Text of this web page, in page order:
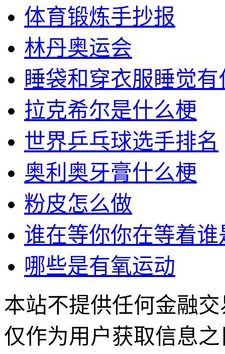
体育锻炼手抄报
林丹奥运会
睡袋和穿衣服睡觉
拉克希尔是什么梗
世界乒乓球选手排名
奥利奥牙膏什么梗
粉皮怎么做
谁在等你你在等着谁
哪些是有氧运动
本站不提供任何金融
仅作为用户获取信息